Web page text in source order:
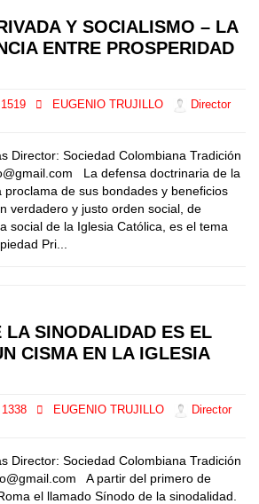
Y SOCIALISMO – LA
ENTRE PROSPERIDAD
1519 EUGENIO TRUJILLO
Director
Director: Sociedad Colombiana Tradición
La defensa doctrinaria de la
proclama de sus bondades y beneficios
verdadero y justo orden social, de
social de la Iglesia Católica, es el tema
Pri...
LA SINODALIDAD ES EL
CISMA EN LA IGLESIA
1338 EUGENIO TRUJILLO
Director
Director: Sociedad Colombiana Tradición
A partir del primero de
el llamado Sínodo de la sinodalidad.